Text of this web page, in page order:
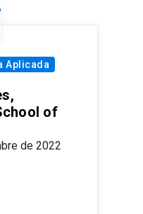
Aplicada
of
de 2022